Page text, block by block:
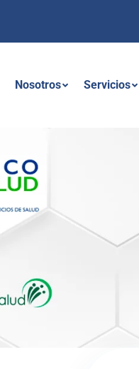
Nosotros Servicios